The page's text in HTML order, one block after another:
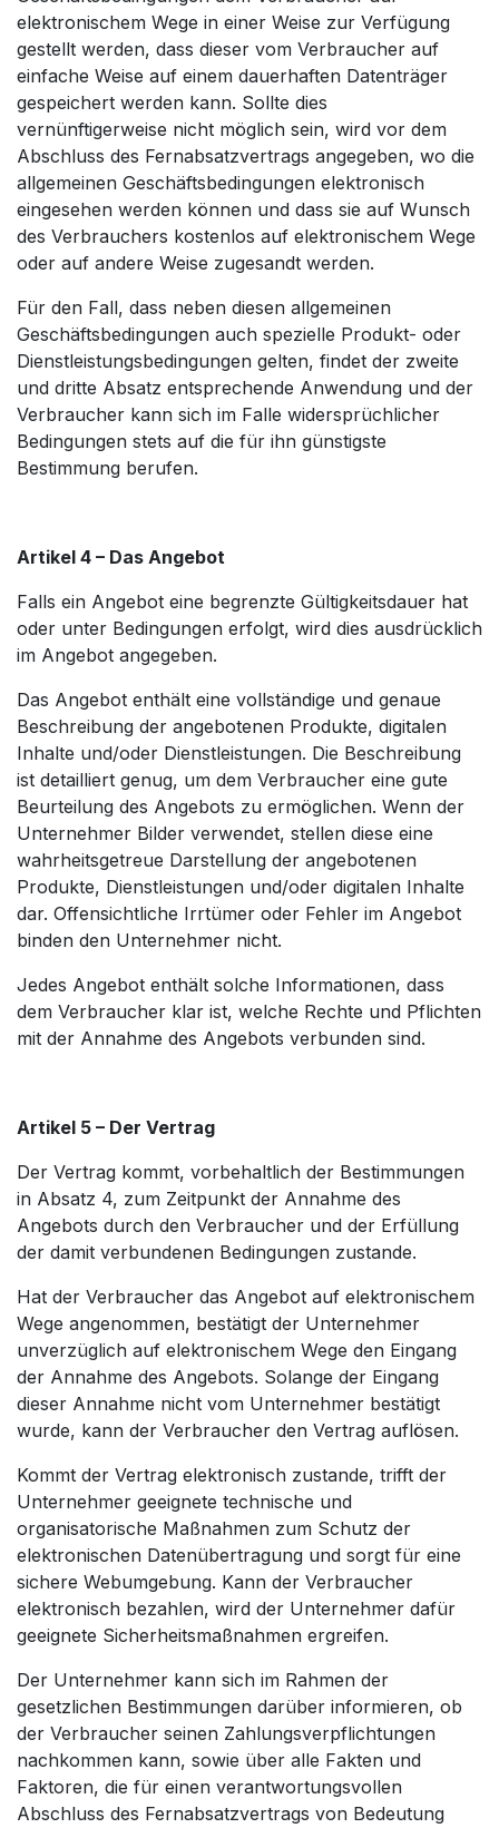
elektronischem Wege in einer Weise zur Verfügung
gestellt werden, dass dieser vom Verbraucher auf
einfache Weise auf einem dauerhaften Datenträger
gespeichert werden kann. Sollte dies
vernünftigerweise nicht möglich sein, wird vor dem
Abschluss des Fernabsatzvertrags angegeben, wo die
allgemeinen Geschäftsbedingungen elektronisch
eingesehen werden können und dass sie auf Wunsch
des Verbrauchers kostenlos auf elektronischem Wege
oder auf andere Weise zugesandt werden.
Für den Fall, dass neben diesen allgemeinen
Geschäftsbedingungen auch spezielle Produkt- oder
Dienstleistungsbedingungen gelten, findet der zweite
und dritte Absatz entsprechende Anwendung und der
Verbraucher kann sich im Falle widersprüchlicher
Bedingungen stets auf die für ihn günstigste
Bestimmung berufen.
Artikel 4 – Das Angebot
Falls ein Angebot eine begrenzte Gültigkeitsdauer hat
oder unter Bedingungen erfolgt, wird dies ausdrücklich
im Angebot angegeben.
Das Angebot enthält eine vollständige und genaue
Beschreibung der angebotenen Produkte, digitalen
Inhalte und/oder Dienstleistungen. Die Beschreibung
ist detailliert genug, um dem Verbraucher eine gute
Beurteilung des Angebots zu ermöglichen. Wenn der
Unternehmer Bilder verwendet, stellen diese eine
wahrheitsgetreue Darstellung der angebotenen
Produkte, Dienstleistungen und/oder digitalen Inhalte
dar. Offensichtliche Irrtümer oder Fehler im Angebot
binden den Unternehmer nicht.
Jedes Angebot enthält solche Informationen, dass
dem Verbraucher klar ist, welche Rechte und Pflichten
mit der Annahme des Angebots verbunden sind.
Artikel 5 – Der Vertrag
Der Vertrag kommt, vorbehaltlich der Bestimmungen
in Absatz 4, zum Zeitpunkt der Annahme des
Angebots durch den Verbraucher und der Erfüllung
der damit verbundenen Bedingungen zustande.
Hat der Verbraucher das Angebot auf elektronischem
Wege angenommen, bestätigt der Unternehmer
unverzüglich auf elektronischem Wege den Eingang
der Annahme des Angebots. Solange der Eingang
dieser Annahme nicht vom Unternehmer bestätigt
wurde, kann der Verbraucher den Vertrag auflösen.
Kommt der Vertrag elektronisch zustande, trifft der
Unternehmer geeignete technische und
organisatorische Maßnahmen zum Schutz der
elektronischen Datenübertragung und sorgt für eine
sichere Webumgebung. Kann der Verbraucher
elektronisch bezahlen, wird der Unternehmer dafür
geeignete Sicherheitsmaßnahmen ergreifen.
Der Unternehmer kann sich im Rahmen der
gesetzlichen Bestimmungen darüber informieren, ob
der Verbraucher seinen Zahlungsverpflichtungen
nachkommen kann, sowie über alle Fakten und
Faktoren, die für einen verantwortungsvollen
Abschluss des Fernabsatzvertrags von Bedeutung